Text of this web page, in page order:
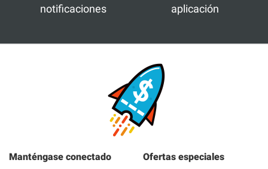
notificaciones
aplicación
Manténgase conectado
Ofertas especiales